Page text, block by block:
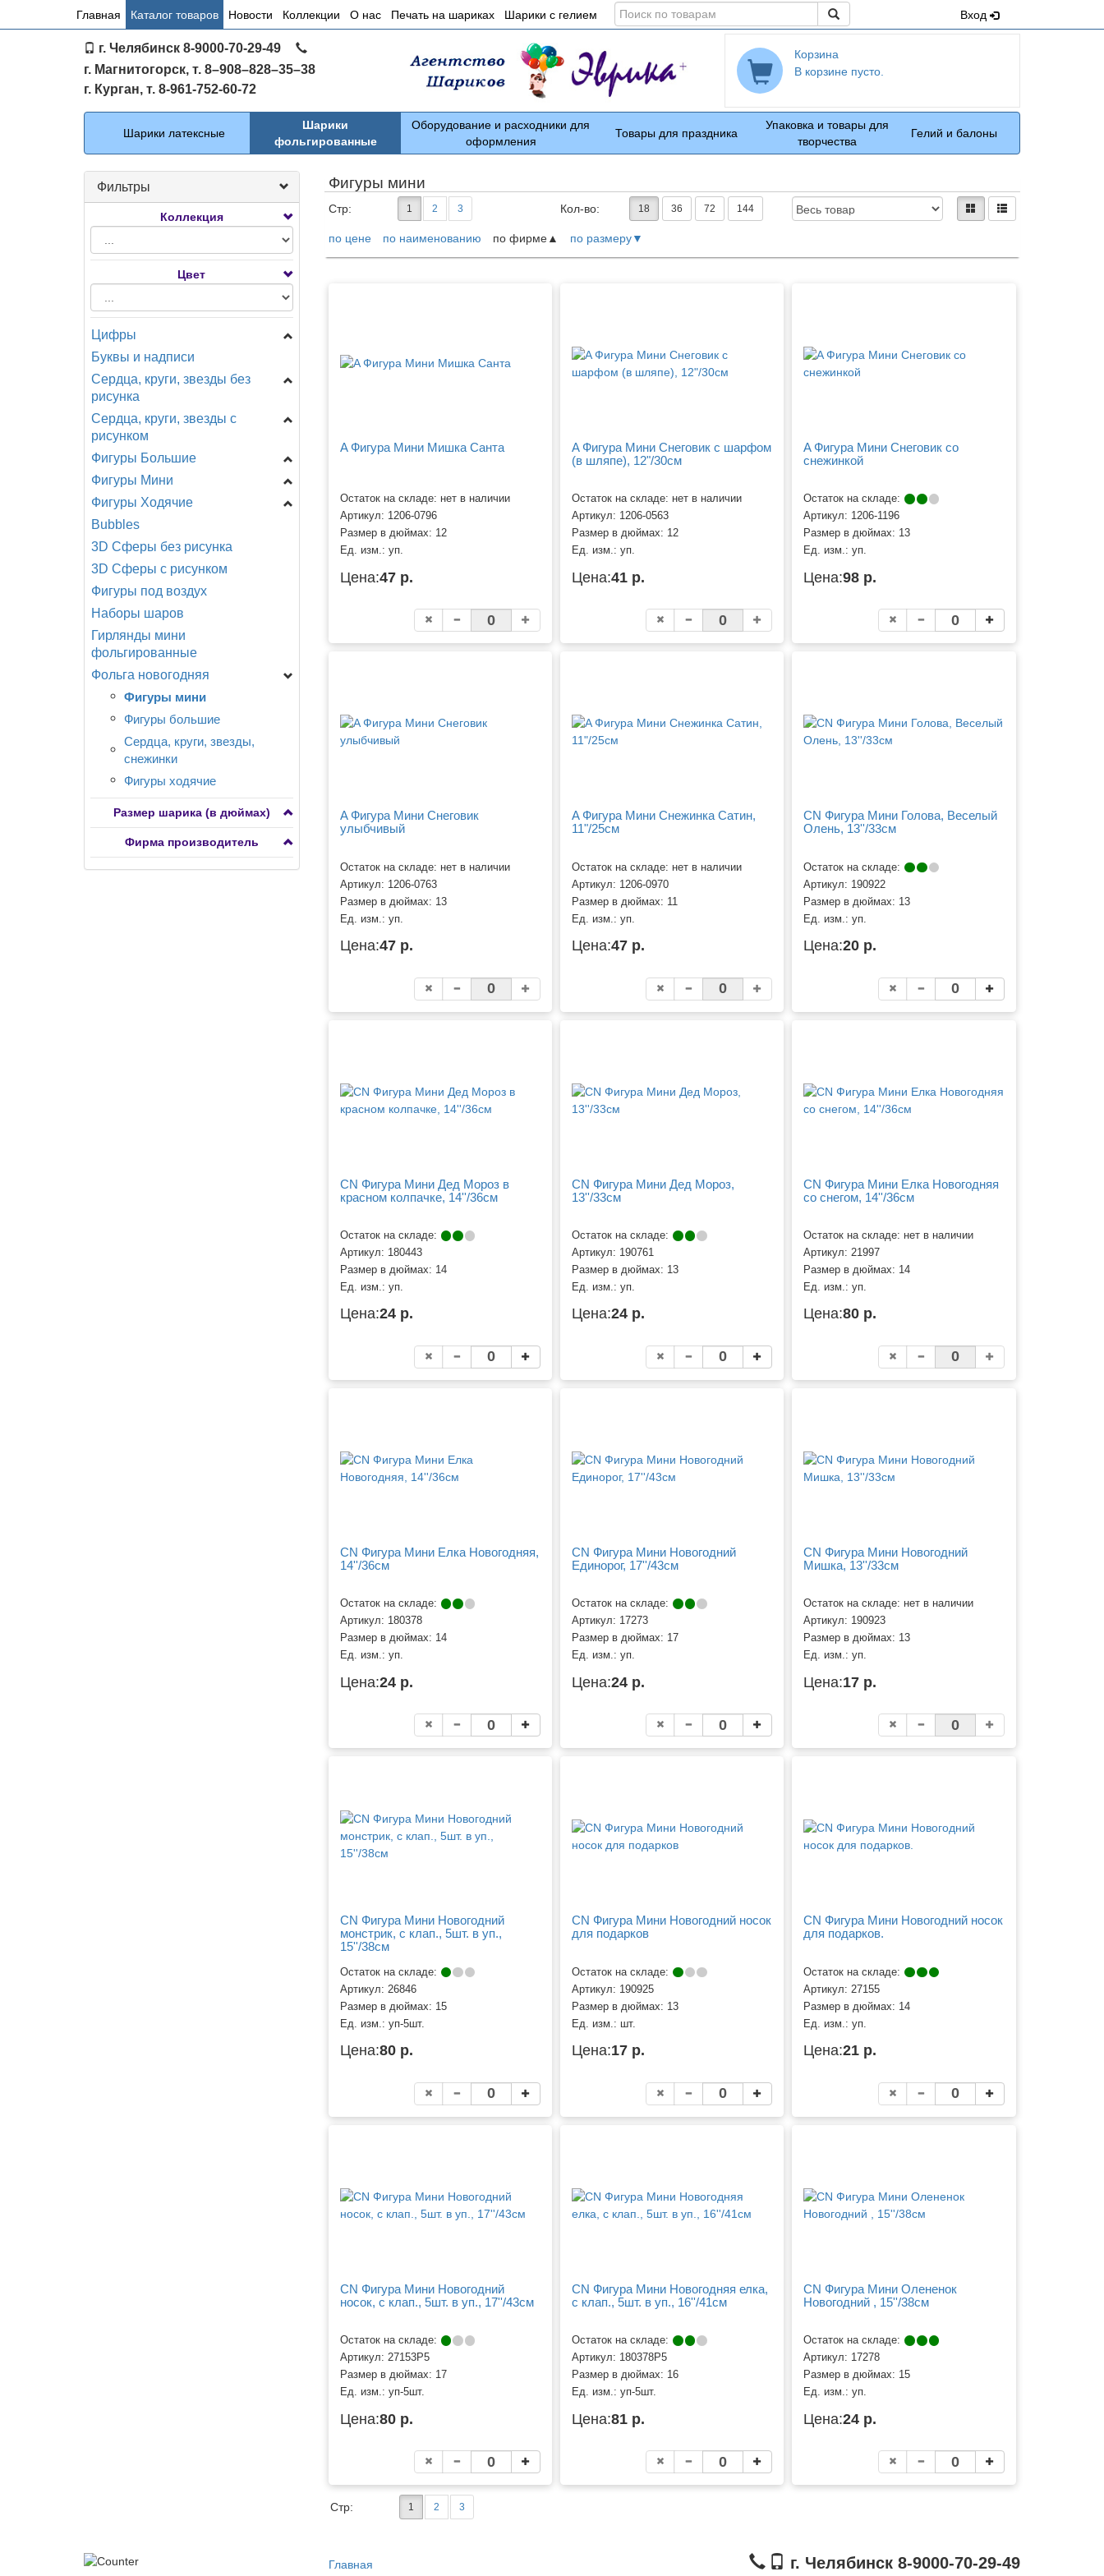
Основное
Главная Каталог товаров Новости Коллекции О нас Печать на шариках Шарики с гелием
Поиск
товарам
Вход
г. Челябинск 8-9000-70-29-49
г. Магнитогорск, т. 8–908–828–35–38
г. Курган, т. 8-961-752-60-72
Корзина
В корзине пусто.
Каталог
Шарики латексные
Шарики
фольгированные
Оборудование и расходники для
оформления
Товары для праздника
Упаковка и товары для
творчества
Гелий и балоны
Фильтры
Коллекция
Цвет
Цифры
Цифры Мини
Цифры на подставке
A - Анаграмм (США)
AG - Agura
(ИСПАНИЯ)
CTI - США
GR - Италия
CN - Китай
Разное
Буквы и надписи
Сердца, круги, звезды без
рисунка
Звезды
Сердца
Круги
Специальные
Сердца, круги, звезды с
рисунком
День Рождения
Новорождённым
Разное
Любовь, свадьба.
Детская тематика,
мультфильмы.
События, праздники.
Смайлы, улыбки.
Поздравляю!
Фигуры Большие
Головы
Девочки, мальчики...
День рождения
Еда, напитки
Животные
Любовь, свадьба
Морские обитатели
Мультфильмы, сказки ...
Новорождённые
Птицы, насекомые
Разное
Растения
Транспорт
Фигуры Мини
Shake, шар с ручкой
Головы
Девочки, мальчики
Динозавры, драконы
Еда, напитки
Животные
Мультфильмы
Новорожденные
Подводный мир
Птицы, бабочки,
насекомые
Разное
Растения
Сердца, круги, звезды с
рисунком 7-15"
Транспорт
Фигуры Ходячие
A -Анаграмм
CN -Китай
Разное
Bubbles
3D Сферы без рисунка
3D Сферы с рисунком
Фигуры под воздух
Наборы шаров
Гирлянды мини
фольгированные
Фольга новогодняя
Фигуры мини
Фигуры большие
Сердца, круги, звезды,
снежинки
Фигуры ходячие
Размер шарика (в дюймах)
Фирма производитель
Фигуры мини
Стр: 1 2 3 Кол-во: 18 36 72 144
Доступность: Вид:плиткамирядами
по цене по наименованию по фирме по размеру
A Фигура Мини Мишка Санта
Остаток на складе: нет в наличии
Артикул: 1206-0796
Размер в дюймах: 12
Ед. изм.: уп.
Цена:47 р.
A Фигура Мини Снеговик с шарфом
(в шляпе), 12"/30см
Остаток на складе: нет в наличии
Артикул: 1206-0563
Размер в дюймах: 12
Ед. изм.: уп.
Цена:41 р.
A Фигура Мини Снеговик со
снежинкой
Остаток на складе:
Артикул: 1206-1196
Размер в дюймах: 13
Ед. изм.:уп.
Цена:98 р.
A Фигура Мини Снеговик
улыбчивый
Остаток на складе: нет в наличии
Артикул: 1206-0763
Размер в дюймах: 13
Ед. изм.: уп.
Цена:47 р.
A Фигура Мини Снежинка Сатин,
11"/25см
Остаток на складе: нет в наличии
Артикул: 1206-0970
Размер в дюймах: 11
Ед. изм.: уп.
Цена:47 р.
CN Фигура Мини Голова, Веселый
Олень, 13''/33см
Остаток на складе:
Артикул: 190922
Размер в дюймах: 13
Ед. изм.:уп.
Цена:20 р.
CN Фигура Мини Дед Мороз в
красном колпачке, 14''/36см
Остаток на складе:
Артикул: 180443
Размер в дюймах: 14
Ед. изм.: уп.
Цена:24 р.
CN Фигура Мини Дед Мороз,
13''/33см
Остаток на складе:
Артикул: 190761
Размер в дюймах: 13
Ед. изм.: уп.
Цена:24 р.
CN Фигура Мини Елка Новогодняя
со снегом, 14''/36см
Остаток на складе: нет в наличии
Артикул:21997
Размер в дюймах: 14
Ед. изм.:уп.
Цена:80 р.
CN Фигура Мини Елка Новогодняя,
14''/36см
Остаток на складе:
Артикул: 180378
Размер в дюймах: 14
Ед. изм.: уп.
Цена:24 р.
CN Фигура Мини Новогодний
Единорог, 17''/43см
Остаток на складе:
Артикул: 17273
Размер в дюймах: 17
Ед. изм.: уп.
Цена:24 р.
CN Фигура Мини Новогодний
Мишка, 13''/33см
Остаток на складе: нет в наличии
Артикул: 190923
Размер в дюймах: 13
Ед. изм.:уп.
Цена:17 р.
CN Фигура Мини Новогодний
монстрик, с клап., 5шт. в уп.,
15''/38см
Остаток на складе:
Артикул: 26846
Размер в дюймах: 15
Ед. изм.: уп-5шт.
Цена:80 р.
CN Фигура Мини Новогодний носок
для подарков
Остаток на складе:
Артикул: 190925
Размер в дюймах: 13
Ед. изм.: шт.
Цена:17 р.
CN Фигура Мини Новогодний носок
для подарков.
Остаток на складе:
Артикул: 27155
Размер в дюймах: 14
Ед. изм.:уп.
Цена:21 р.
CN Фигура Мини Новогодний
носок, с клап., 5шт. в уп., 17''/43см
Остаток на складе:
Артикул: 27153P5
Размер в дюймах: 17
Ед. изм.: уп-5шт.
Цена:80 р.
CN Фигура Мини Новогодняя елка,
с клап., 5шт. в уп., 16''/41см
Остаток на складе:
Артикул: 180378P5
Размер в дюймах: 16
Ед. изм.: уп-5шт.
Цена:81 р.
CN Фигура Мини Олененок
Новогодний , 15''/38см
Остаток на складе:
Артикул: 17278
Размер в дюймах: 15
Ед. изм.:уп.
Цена:24 р.
Стр: 1 2 3
Главная г. Челябинск 8-9000-70-29-49